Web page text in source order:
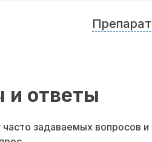
и ответы
задаваемых вопросов